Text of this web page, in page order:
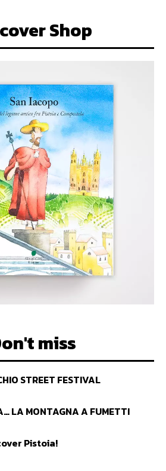
Shop
miss
STREET FESTIVAL
LA MONTAGNA A FUMETTI
Pistoia!